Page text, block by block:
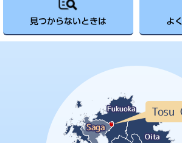
見つからないときは よ